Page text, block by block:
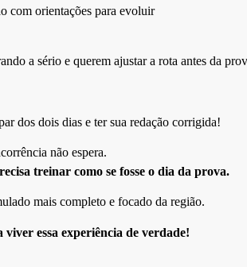
com orientações para evoluir
a sério e querem ajustar a rota antes da
dos dois dias e ter sua redação corrigida!
não espera.
treinar como se fosse o dia da prova.
mais completo e focado da região.
viver essa experiência de verdade!